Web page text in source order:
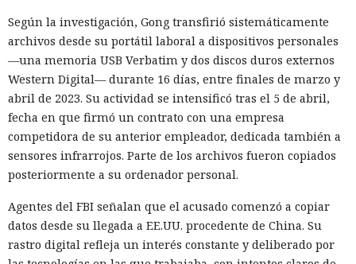
Según la investigación, Gong transfirió sistemáticamente
archivos desde su portátil laboral a dispositivos personales
—una memoria USB Verbatim y dos discos duros externos
Western Digital— durante 16 días, entre finales de marzo y
abril de 2023. Su actividad se intensificó tras el 5 de abril,
fecha en que firmó un contrato con una empresa
competidora de su anterior empleador, dedicada también a
sensores infrarrojos. Parte de los archivos fueron copiados
posteriormente a su ordenador personal.
Agentes del FBI señalan que el acusado comenzó a copiar
datos desde su llegada a EE.UU. procedente de China. Su
rastro digital refleja un interés constante y deliberado por